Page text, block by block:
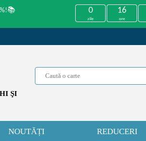
0
zile
16
ore
ŞI
NOUTĂȚI REDUCERI